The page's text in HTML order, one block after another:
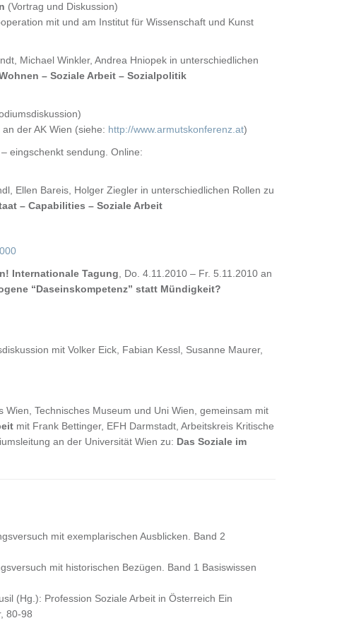
(Vortrag und Diskussion)
mit und am Institut für Wissenschaft und Kunst
Michael Winkler, Andrea Hniopek in unterschiedlichen
– Soziale Arbeit – Sozialpolitik
der AK Wien (siehe: http://www.armutskonferenz.at)
– eingschenkt sendung. Online:
Ellen Bareis, Holger Ziegler in unterschiedlichen Rollen zu
– Capabilities – Soziale Arbeit
Internationale Tagung , Do. 4.11.2010 – Fr. 5.11.2010 an
“Daseinskompetenz” statt Mündigkeit?
mit Volker Eick, Fabian Kessl, Susanne Maurer,
Wien, Technisches Museum und Uni Wien, gemeinsam mit
mit Frank Bettinger, EFH Darmstadt, Arbeitskreis Kritische
an der Universität Wien zu: Das Soziale im
mit exemplarischen Ausblicken. Band 2
mit historischen Bezügen. Band 1 Basiswissen
(Hg.): Profession Soziale Arbeit in Österreich Ein
80-98